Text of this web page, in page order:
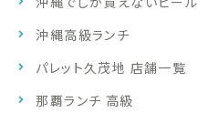
沖縄高級ランチ
パレット久茂地 店舗一覧
那覇ランチ 高級